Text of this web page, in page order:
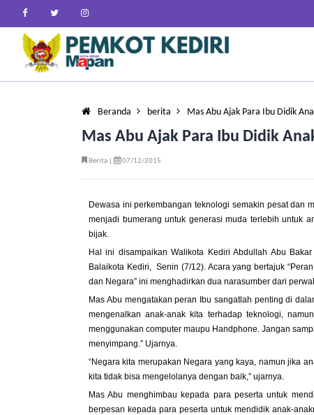
Beranda berita Mas Abu Ajak Para Ibu Didik
Mas Abu Ajak Para Ibu Didik
Berita | 07/12/2015
Dewasa ini perkembangan teknologi semakin pesat dan
menjadi bumerang untuk generasi muda terlebih untuk
bijak.
Hal ini disampaikan Walikota Kediri Abdullah Abu
Balaikota Kediri, Senin (7/12). Acara yang bertajuk
dan Negara” ini menghadirkan dua narasumber dari
Mas Abu mengatakan peran Ibu sangatlah penting di
mengenalkan anak-anak kita terhadap teknologi,
menggunakan computer maupu Handphone. Jangan
menyimpang.” Ujarnya.
“Negara kita merupakan Negara yang kaya, namun jika
kita tidak bisa mengelolanya dengan baik,” ujarnya.
Mas Abu menghimbau kepada para peserta untuk
berpesan kepada para peserta untuk mendidik anak-